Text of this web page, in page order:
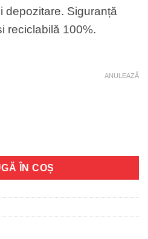
depozitare. Siguranță
reciclabilă 100%.
ANULEAZĂ
ÎN COȘ